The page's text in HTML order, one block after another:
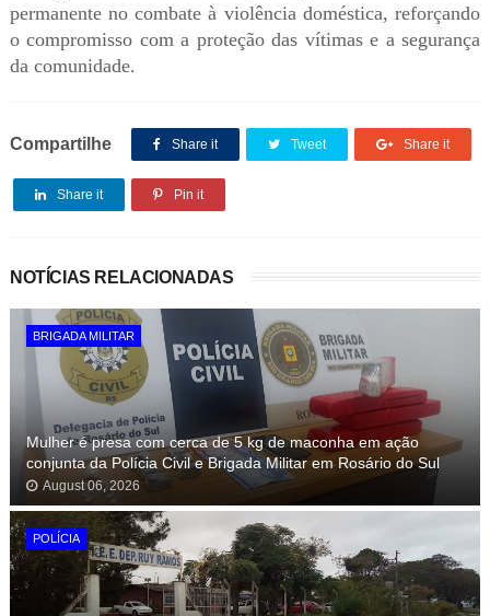
permanente no combate à violência doméstica, reforçando
o compromisso com a proteção das vítimas e a segurança
da comunidade.
Compartilhe Share it Tweet Share it
Share it Pin it
NOTÍCIAS RELACIONADAS
BRIGADA MILITAR
Mulher é presa com cerca de 5 kg de maconha em ação
conjunta da Polícia Civil e Brigada Militar em Rosário do Sul
August 06, 2026
POLÍCIA